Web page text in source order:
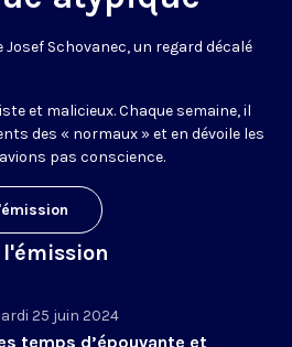
Josef Schovanec, un regard décalé
et malicieux. Chaque semaine, il
des « normaux » et en dévoile les
pas conscience.
25 juin 2024
temps d’épouvante et